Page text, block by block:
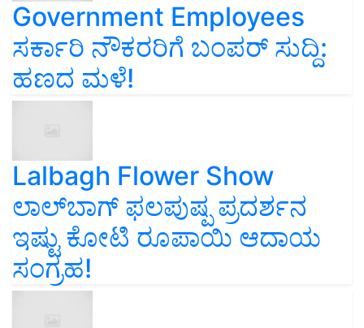
ಸರ್ಕಾರಿ ನೌಕರರಿಗೆ ಬಂಪರ್‌ ಸುದ್ದಿ:
ಹಣದ ಮಳೆ!
Lalbagh Flower Show
ಲಾಲ್‌ಬಾಗ್ ಫಲಪುಷ್ಪ ಪ್ರದರ್ಶನ
ಇಷ್ಟು ಕೋಟಿ ರೂಪಾಯಿ ಆದಾಯ
ಸಂಗ್ರಹ!